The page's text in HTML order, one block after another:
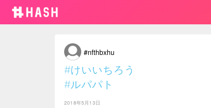
#nfthbxhu
#けいいちろう
#ルパパト
2018年5月13日